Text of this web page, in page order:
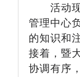
活动现
管理中心
的知识和
接着，暨
协调有序